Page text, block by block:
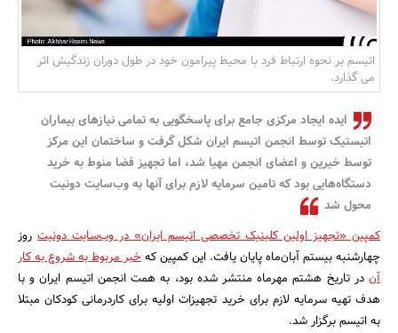
اتیسم بر نحوه ارتباط فرد با محیط پیرامون خود در طول دوران زندگیش اثر
می گذارد.
ایده ایجاد مرکزی جامع برای پاسخگویی به تمامی نیازهای بیماران
اتیستیک توسط انجمن اتیسم ایران شکل گرفت و ساختمان این مرکز
توسط خیرین و اعضای انجمن مهیا شد، اما تجهیز فضا منوط به خرید
دستگاه‌هایی بود که تامین سرمایه لازم برای آنها به وب‌سایت دونیت
محول شد
کمپین «تجهیز اولین کلینیک تخصصی اتیسم ایران» در وب‌سایت دونیت روز
چهارشنبه بیستم آبان‌ماه پایان یافت. این کمپین کهخبر مربوط به شروع به کار
آن در تاریخ هشتم مهرماه منتشر شده بود، به همت انجمن اتیسم ایران و با
هدف تهیه سرمایه لازم برای خرید تجهیزات اولیه برای کاردرمانی کودکان مبتلا
به اتیسم برگزار شد.